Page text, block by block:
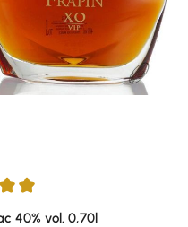
4.95 von 5 Sternen
40% vol. 0,70l